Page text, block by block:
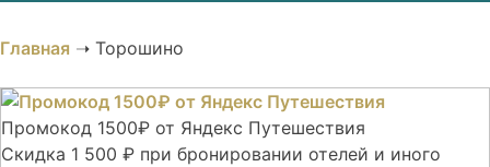
Главная ➝ Торошино
Промокод 1500₽ от Яндекс Путешествия
Скидка 1 500 ₽ при бронировании отелей и иного